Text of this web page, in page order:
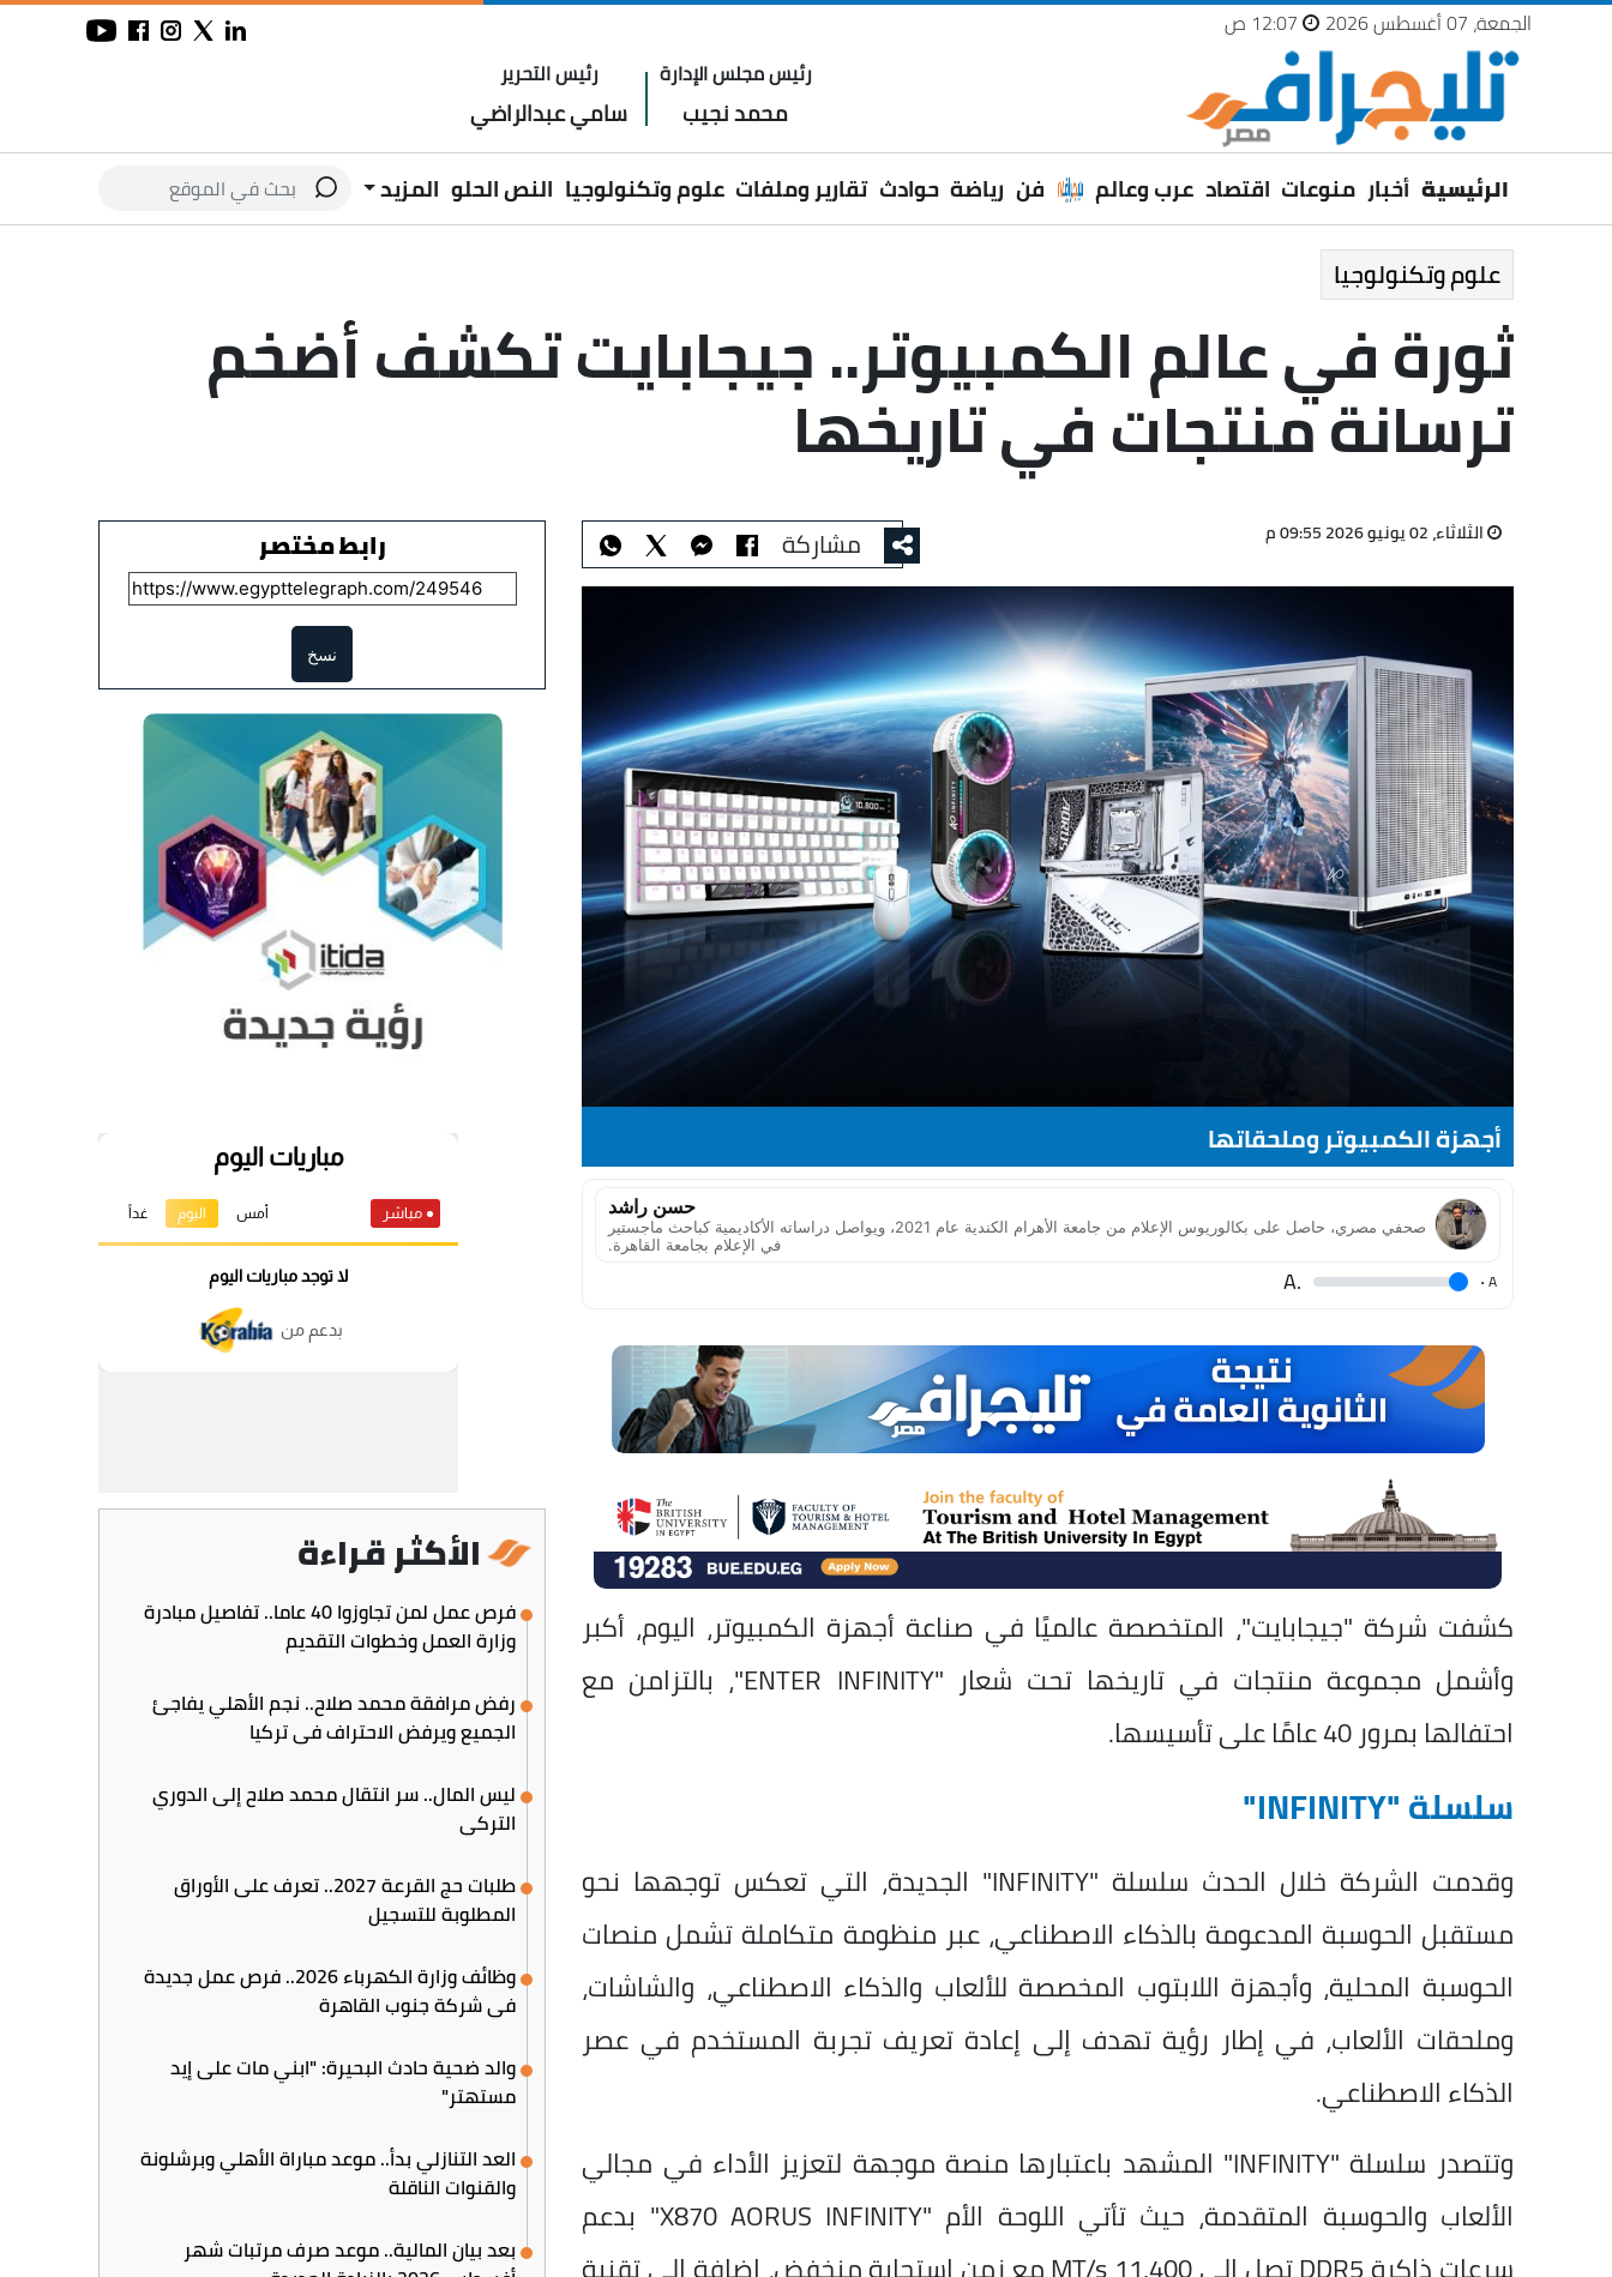
الجمعة، 07 أغسطس 2026
رئيس مجلس الإدارة
محمد نجيب
رئيس التحرير
سامي عبدالراضي
الرئيسية أخبار منوعات اقتصاد عرب وعالم فن رياضة حوادث تقارير وملفات علوم وتكنولوجيا النص الحلو المزيد
علوم وتكنولوجيا
ثورة في عالم الكمبيوتر.. جيجابايت تكشف أضخم
ترسانة منتجات في تاريخها
الثلاثاء، 02 يونيو 2026 09:55 م مشاركة
أجهزة الكمبيوتر وملحقاتها
حسن راشد
صحفي مصري، حاصل على بكالوريوس الإعلام من جامعة الأهرام الكندية عام 2021، ويواصل دراساته الأكاديمية كباحث ماجستير
في الإعلام بجامعة القاهرة.
A
.
.A
كشفت شركة "جيجابايت"، المتخصصة عالميًا في صناعة أجهزة الكمبيوتر، اليوم، أكبر
وأشمل مجموعة منتجات في تاريخها تحت شعار "ENTER INFINITY"، بالتزامن مع
احتفالها بمرور 40 عامًا على تأسيسها.
سلسلة "INFINITY"
وقدمت الشركة خلال الحدث سلسلة "INFINITY" الجديدة، التي تعكس توجهها نحو
مستقبل الحوسبة المدعومة بالذكاء الاصطناعي، عبر منظومة متكاملة تشمل منصات
الحوسبة المحلية، وأجهزة اللابتوب المخصصة للألعاب والذكاء الاصطناعي، والشاشات،
وملحقات الألعاب، في إطار رؤية تهدف إلى إعادة تعريف تجربة المستخدم في عصر
الذكاء الاصطناعي.
وتتصدر سلسلة "INFINITY" المشهد باعتبارها منصة موجهة لتعزيز الأداء في مجالي
الألعاب والحوسبة المتقدمة، حيث تأتي اللوحة الأم "X870 AORUS INFINITY" بدعم
رابط مختصر
نسخ
الأكثر قراءة
فرص عمل لمن تجاوزوا 40 عاما.. تفاصيل مبادرة
وزارة العمل وخطوات التقديم
رفض مرافقة محمد صلاح.. نجم الأهلي يفاجئ
الجميع ويرفض الاحتراف في تركيا
ليس المال.. سر انتقال محمد صلاح إلى الدوري
التركي
طلبات حج القرعة 2027.. تعرف على الأوراق
المطلوبة للتسجيل
وظائف وزارة الكهرباء 2026.. فرص عمل جديدة
في شركة جنوب القاهرة
والد ضحية حادث البحيرة: "ابني مات على إيد
مستهتر"
العد التنازلي بدأ.. موعد مباراة الأهلي وبرشلونة
والقنوات الناقلة
بعد بيان المالية.. موعد صرف مرتبات شهر